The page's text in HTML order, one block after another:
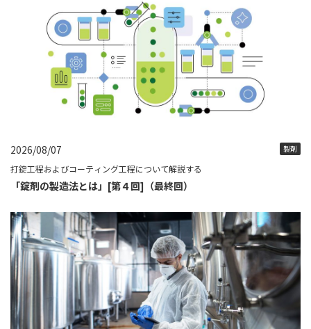
2026/08/07 製剤
打錠工程およびコーティング工程について解説する
「錠剤の製造法とは」[第４回]（最終回）